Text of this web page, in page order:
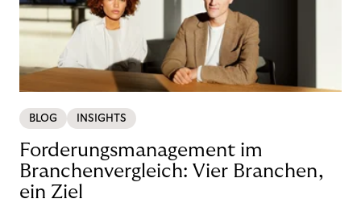
BLOG INSIGHTS
Forderungsmanagement im
Branchenvergleich: Vier Branchen,
ein Ziel